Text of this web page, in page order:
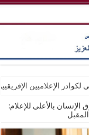
لكوادر الإعلاميين
الإفريقيين بمركز
بالأعلى للإعلام: